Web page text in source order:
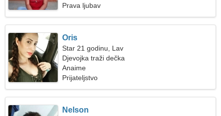
Prava ljubav
Oris
Star 21 godinu, Lav
Djevojka traži dečka
Anaime
Prijateljstvo
Nelson